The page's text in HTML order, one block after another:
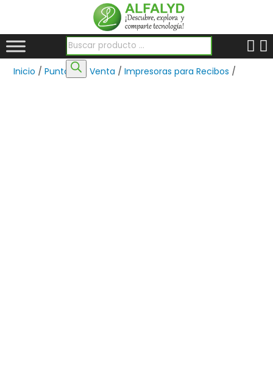
Búsqueda de productos
Inicio /Puntos de Venta /Impresoras para Recibos /